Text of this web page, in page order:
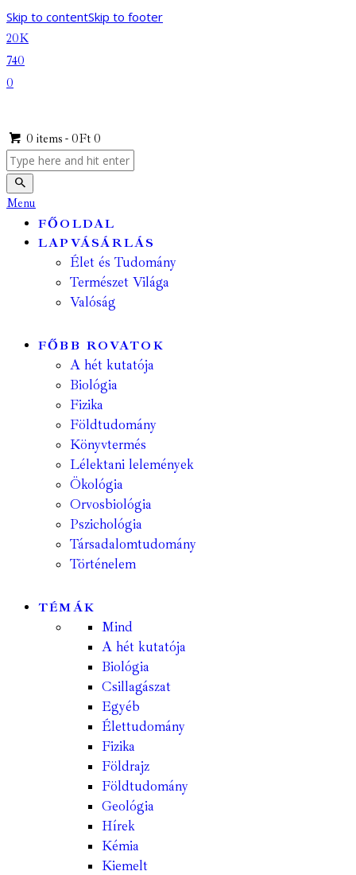
Skip to contentSkip to footer
20K
740
0
0 items - 0Ft 0
Menu
FŐOLDAL
LAPVÁSÁRLÁS
Élet és Tudomány
Természet Világa
Valóság
FŐBB ROVATOK
A hét kutatója
Biológia
Fizika
Földtudomány
Könyvtermés
Lélektani lelemények
Ökológia
Orvosbiológia
Pszichológia
Társadalomtudomány
Történelem
TÉMÁK
Mind
A hét kutatója
Biológia
Csillagászat
Egyéb
Élettudomány
Fizika
Földrajz
Földtudomány
Geológia
Hírek
Kémia
Kiemelt